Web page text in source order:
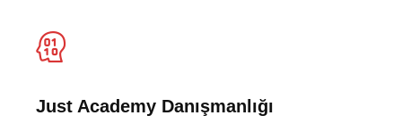
Just Academy Danışmanlığı